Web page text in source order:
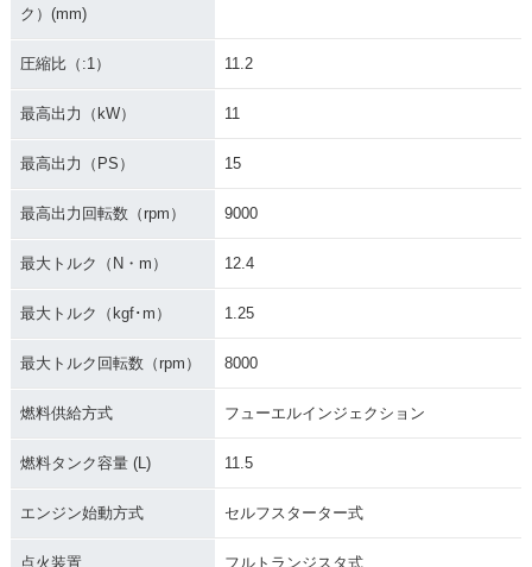
ク）(mm)
圧縮比（:1） 11.2
最高出力（kW） 11
最高出力（PS） 15
最高出力回転数（rpm） 9000
最大トルク（N・m） 12.4
最大トルク（kgf･m） 1.25
最大トルク回転数（rpm） 8000
燃料供給方式 フューエルインジェクション
燃料タンク容量 (L) 11.5
エンジン始動方式 セルフスターター式
点火装置 フルトランジスタ式